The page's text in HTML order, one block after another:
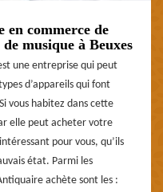
en commerce de
musique à Beuxes
une entreprise qui peut
d’appareils qui font
vous habitez dans cette
elle peut acheter votre
pour vous, qu’ils
état. Parmi les
achète sont les :